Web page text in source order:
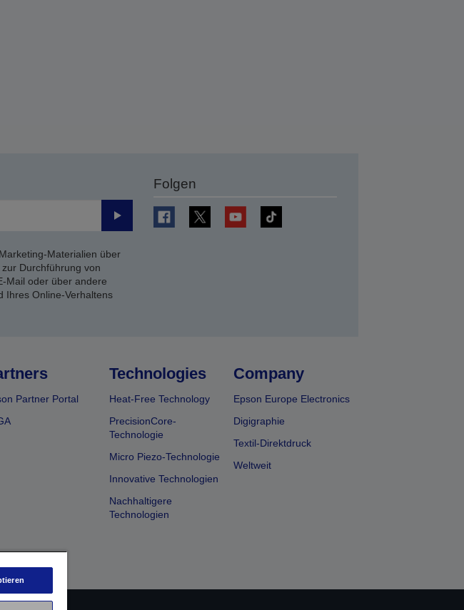
Senden
Materialien über
Durchführung von
Mail oder über andere
Ihres Online-Verhaltens
Folgen
Partner Portal
Technologies
Heat-Free Technology
PrecisionCore-
Technologie
Micro Piezo-Technologie
Innovative Technologien
Nachhaltigere
Technologien
Company
Epson Europe Electronics
Digigraphie
Textil-Direktdruck
Weltweit